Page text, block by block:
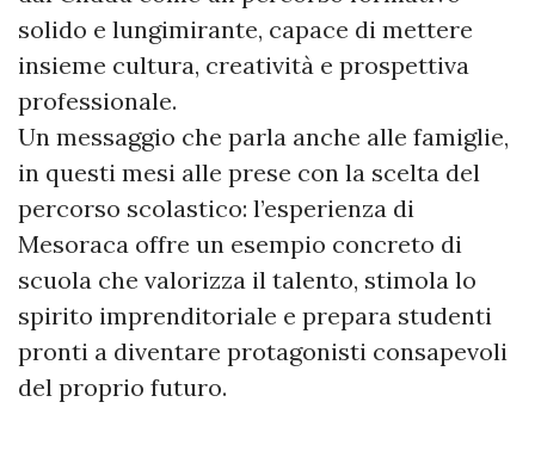
solido e lungimirante, capace di mettere
insieme cultura, creatività e prospettiva
professionale.
Un messaggio che parla anche alle famiglie,
in questi mesi alle prese con la scelta del
percorso scolastico: l’esperienza di
Mesoraca offre un esempio concreto di
scuola che valorizza il talento, stimola lo
spirito imprenditoriale e prepara studenti
pronti a diventare protagonisti consapevoli
del proprio futuro.